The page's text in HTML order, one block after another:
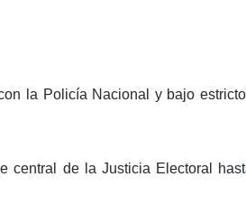
la Policía Nacional y bajo
central de la Justicia Electoral